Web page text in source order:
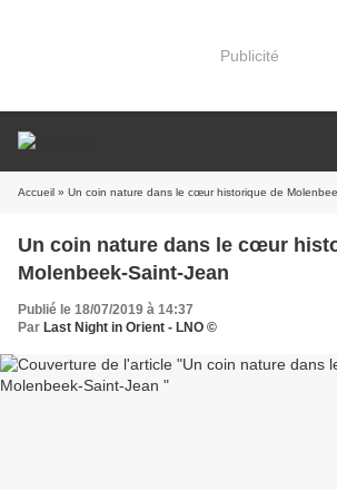
Publicité
Accueil » Un coin nature dans le cœur historique de
Un coin nature dans le cœur
Molenbeek-Saint-Jean
Publié le 18/07/2019 à 14:37
Par Last Night in Orient - LNO ©